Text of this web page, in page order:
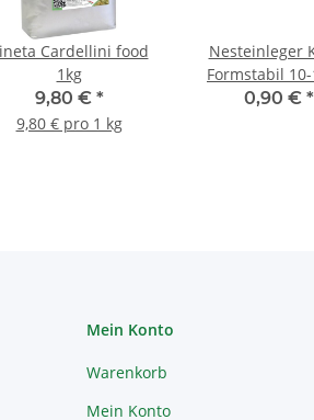
Cardellini food
1kg
9,80 € *
9,80 € pro 1 kg
Nesteinleger
Formstabil
0,90 € *
Mein Konto
Warenkorb
Mein Konto